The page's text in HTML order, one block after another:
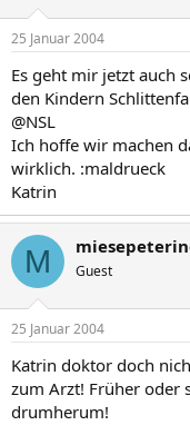
25 Januar 2004
Es geht mir jetzt auch
den Kindern
@NSL
Ich hoffe wir machen
wirklich. :maldrueck
Katrin
M Guest
25 Januar 2004
Katrin doktor doch
zum Arzt! Früher oder
drumherum!